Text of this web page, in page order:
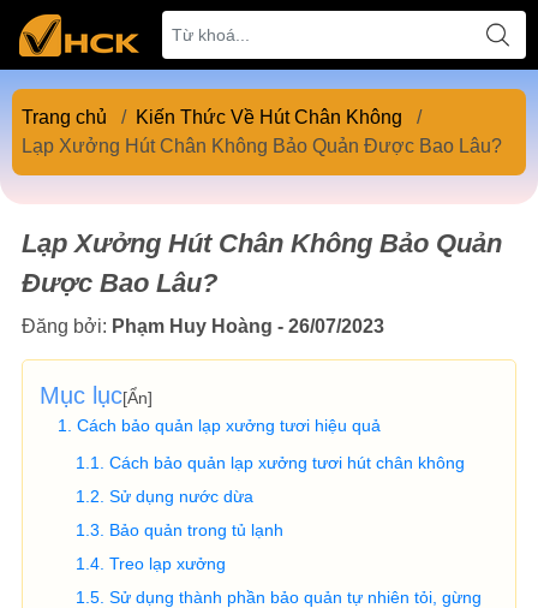
Trang chủ / Kiến Thức Về Hút Chân Không
/
Lạp Xưởng Hút Chân Không Bảo Quản Được Bao Lâu?
Lạp Xưởng Hút Chân Không Bảo Quản
Được Bao Lâu?
Đăng bởi: Phạm Huy Hoàng - 26/07/2023
Mục lục[Ẩn]
Cách bảo quản lạp xưởng tươi hiệu quả
Cách bảo quản lạp xưởng tươi hút chân không
Sử dụng nước dừa
Bảo quản trong tủ lạnh
Treo lạp xưởng
Sử dụng thành phần bảo quản tự nhiên tỏi, gừng